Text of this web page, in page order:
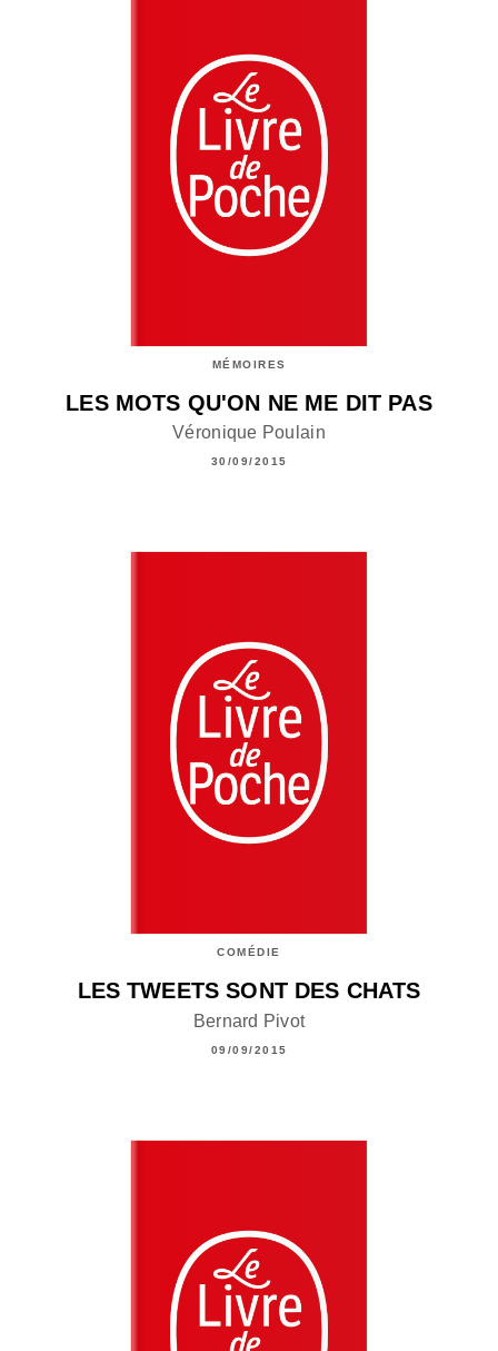
MÉMOIRES
LES MOTS QU'ON NE ME DIT PAS
Véronique Poulain
30/09/2015
COMÉDIE
LES TWEETS SONT DES CHATS
Bernard Pivot
09/09/2015